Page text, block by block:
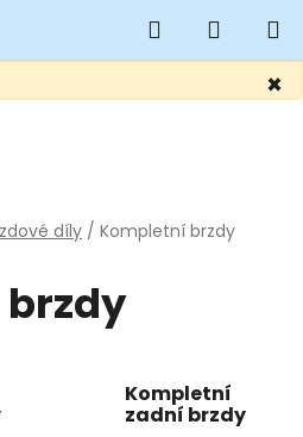
×
Hledat
KOŠÍK
díly / Kompletní brzdy
Kompletní
zadní brzdy